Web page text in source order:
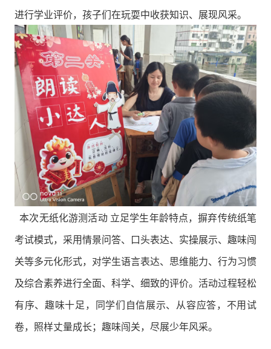
进行学业评价，孩子们在玩耍中收获知识、展现风采。
本次无纸化游测活动 立足学生年龄特点，摒弃传统纸笔
考试模式，采用情景问答、口头表达、实操展示、趣味闯
关等多元化形式，对学生语言表达、思维能力、行为习惯
及综合素养进行全面、科学、细致的评价。活动过程轻松
有序、趣味十足，同学们自信展示、从容应答，不用试
卷，照样丈量成长；趣味闯关，尽展少年风采。